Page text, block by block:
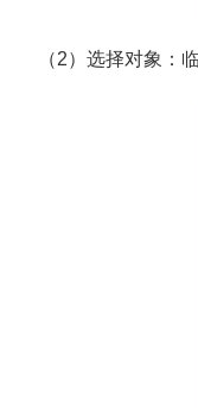
（2）选择对象：